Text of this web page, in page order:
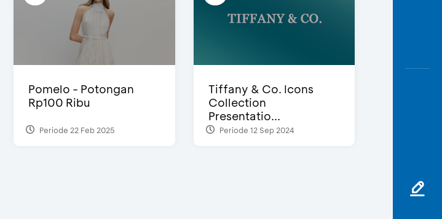
Pomelo - Potongan
Rp100 Ribu
Periode 22 Feb 2025
Tiffany & Co. Icons
Collection
Presentatio...
Periode 12 Sep 2024